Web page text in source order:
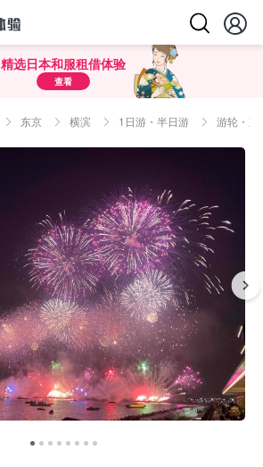
精选日本和服租借体验
查看
东京 横滨 1日游・半日游 游轮・观